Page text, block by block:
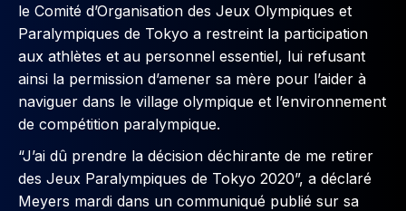
le Comité d’Organisation des Jeux Olympiques et
Paralympiques de Tokyo a restreint la participation
aux athlètes et au personnel essentiel, lui refusant
ainsi la permission d’amener sa mère pour l’aider à
naviguer dans le village olympique et l’environnement
de compétition paralympique.
“J’ai dû prendre la décision déchirante de me retirer
des Jeux Paralympiques de Tokyo 2020”, a déclaré
Meyers mardi dans un communiqué publié sur sa